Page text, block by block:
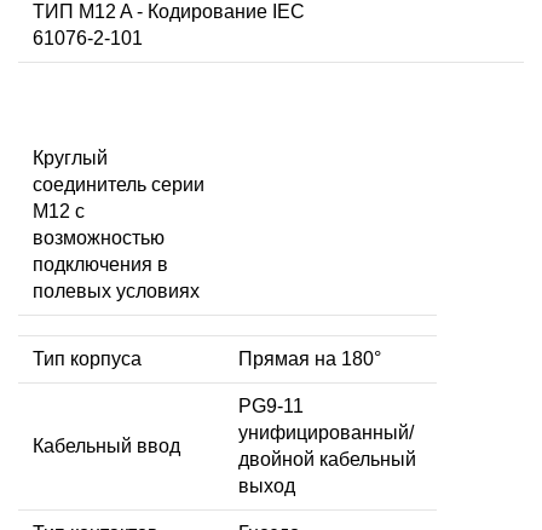
ТИП M12 A - Кодирование IEC
61076-2-101
Круглый
соединитель серии
M12 с
возможностью
подключения в
полевых условиях
Тип корпуса Прямая на 180°
Кабельный ввод
PG9-11
унифицированный/
двойной кабельный
выход